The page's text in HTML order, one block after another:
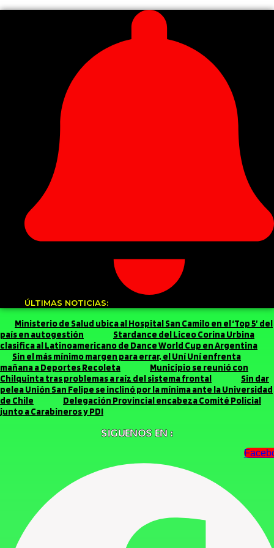
ÚLTIMAS NOTICIAS:
Ministerio de Salud ubica al Hospital San Camilo en el ‘Top 5’ del
país en autogestión
Stardance del Liceo Corina Urbina
clasifica al Latinoamericano de Dance World Cup en Argentina
Sin el más mínimo margen para errar, el Uní Uní enfrenta
mañana a Deportes Recoleta
Municipio se reunió con
Chilquinta tras problemas a raíz del sistema frontal
Sin dar
pelea Unión San Felipe se inclinó por la mínima ante la Universidad
de Chile
Delegación Provincial encabeza Comité Policial
junto a Carabineros y PDI
SIGUENOS EN :